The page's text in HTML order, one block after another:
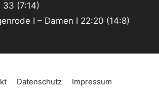
33 (7:14)
I – Damen I 22:20 (14:8)
Datenschutz
Impressum